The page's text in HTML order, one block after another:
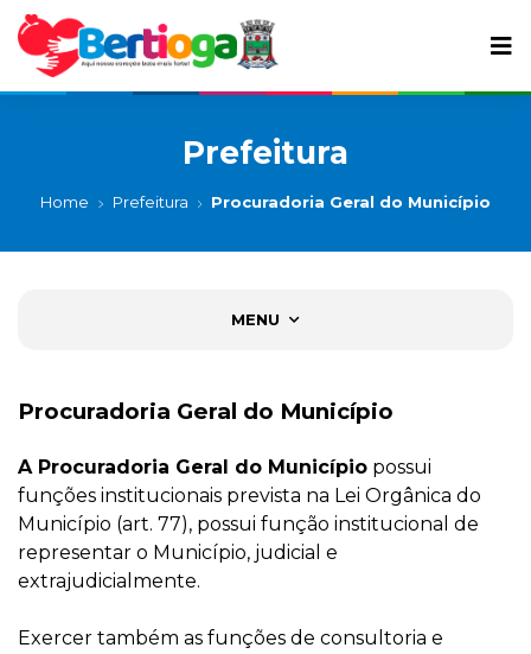
Prefeitura
Home Prefeitura Procuradoria Geral do Município
MENU
Procuradoria Geral do Município
A Procuradoria Geral do Município possui
funções institucionais prevista na Lei Orgânica do
Município (art. 77), possui função institucional de
representar o Município, judicial e
extrajudicialmente.
Exercer também as funções de consultoria e